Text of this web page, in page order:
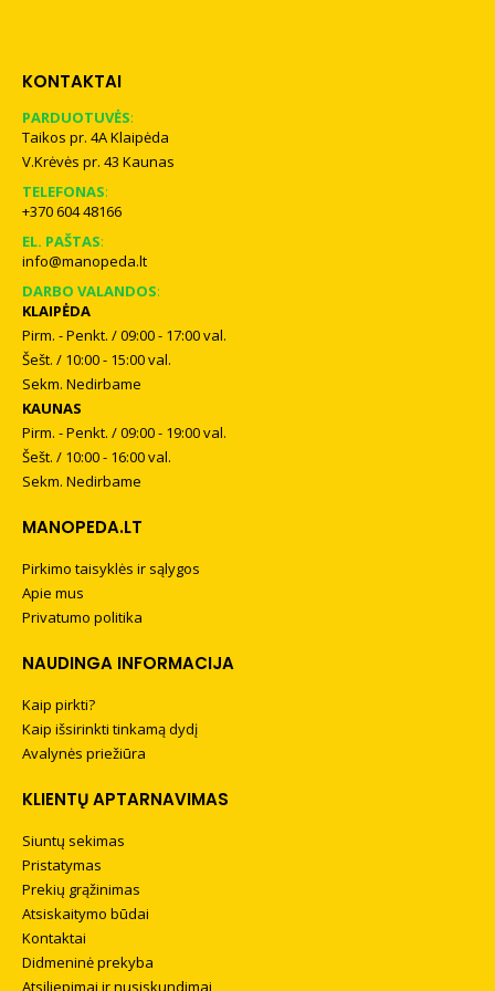
KONTAKTAI
PARDUOTUVĖS:
Taikos pr. 4A Klaipėda
V.Krėvės pr. 43 Kaunas
TELEFONAS:
+370 604 48166
EL. PAŠTAS:
info@manopeda.lt
DARBO VALANDOS:
KLAIPĖDA
Pirm. - Penkt. / 09:00 - 17:00 val.
Šešt. / 10:00 - 15:00 val.
Sekm. Nedirbame
KAUNAS
Pirm. - Penkt. / 09:00 - 19:00 val.
Šešt. / 10:00 - 16:00 val.
Sekm. Nedirbame
MANOPEDA.LT
Pirkimo taisyklės ir sąlygos
Apie mus
Privatumo politika
NAUDINGA INFORMACIJA
Kaip pirkti?
Kaip išsirinkti tinkamą dydį
Avalynės priežiūra
KLIENTŲ APTARNAVIMAS
Siuntų sekimas
Pristatymas
Prekių grąžinimas
Atsiskaitymo būdai
Kontaktai
Didmeninė prekyba
Atsiliepimai ir nusiskundimai